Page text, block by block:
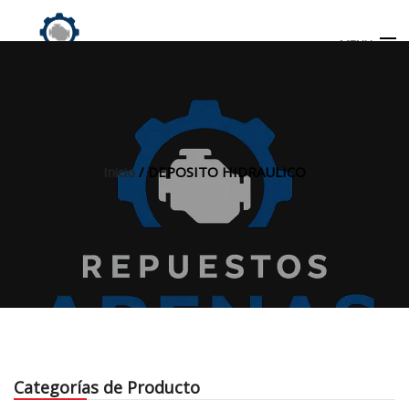
MENU
Inicio / DEPOSITO HIDRAULICO
Categorías de Producto